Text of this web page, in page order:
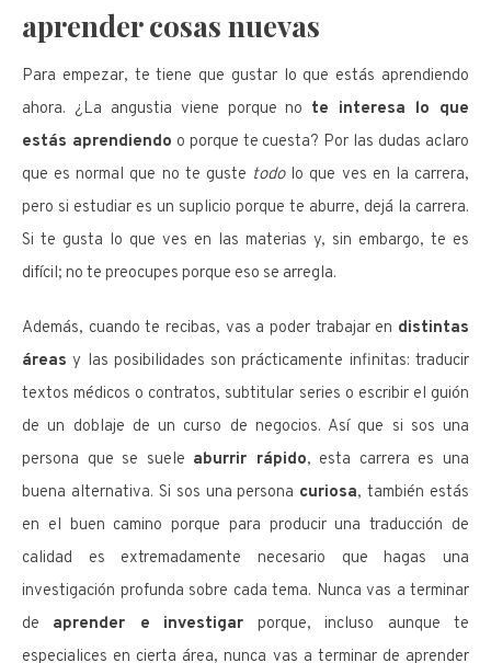
aprender cosas nuevas
Para empezar, te tiene que gustar lo que estás aprendiendo
ahora. ¿La angustia viene porque no te interesa lo que
estás aprendiendo o porque te cuesta? Por las dudas aclaro
que es normal que no te guste todolo que ves en la carrera,
pero si estudiar es un suplicio porque te aburre, dejá la carrera.
Si te gusta lo que ves en las materias y, sin embargo, te es
difícil; no te preocupes porque eso se arregla.
Además, cuando te recibas, vas a poder trabajar en distintas
áreas y las posibilidades son prácticamente infinitas: traducir
textos médicos o contratos, subtitular series o escribir el guión
de un doblaje de un curso de negocios. Así que si sos una
persona que se suele aburrir rápido, esta carrera es una
buena alternativa. Si sos una persona curiosa, también estás
en el buen camino porque para producir una traducción de
calidad es extremadamente necesario que hagas una
investigación profunda sobre cada tema. Nunca vas a terminar
de aprender e investigar porque, incluso aunque te
especialices en cierta área, nunca vas a terminar de aprender